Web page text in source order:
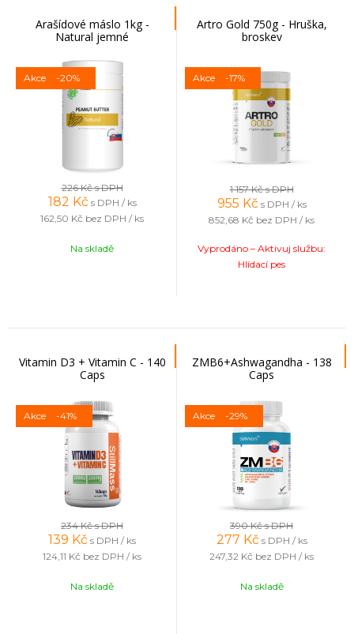
Arašídové máslo 1kg -
Natural jemné
Akce -20%
226 Kčs DPH
182 Kč s DPH / ks
162,50 Kč bez DPH / ks
Na skladě
Artro Gold 750g - Hruška,
broskev
Akce -17%
1 157 Kčs DPH
955 Kč s DPH / ks
852,68 Kč bez DPH / ks
Vyprodáno – Aktivuj službu:
Hlídací pes
Vitamin D3 + Vitamin C - 140
Caps
Akce -41%
234 Kčs DPH
139 Kč s DPH / ks
124,11 Kč bez DPH / ks
Na skladě
ZMB6+Ashwagandha - 138
Caps
Akce -29%
390 Kčs DPH
277 Kč s DPH / ks
247,32 Kč bez DPH / ks
Na skladě